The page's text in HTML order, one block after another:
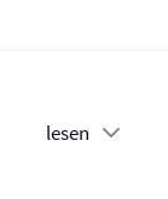
lesen